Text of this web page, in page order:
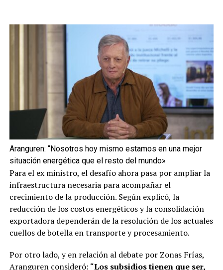
Aranguren: “Nosotros hoy mismo estamos en una mejor
situación energética que el resto del mundo»
Para el ex ministro, el desafío ahora pasa por ampliar la
infraestructura necesaria para acompañar el
crecimiento de la producción. Según explicó, la
reducción de los costos energéticos y la consolidación
exportadora dependerán de la resolución de los actuales
cuellos de botella en transporte y procesamiento.
Por otro lado, y en relación al debate por Zonas Frías,
Aranguren consideró: “Los subsidios tienen que ser,